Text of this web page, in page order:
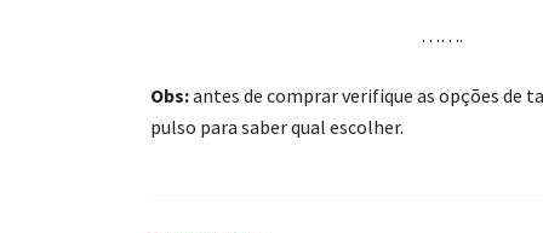
…….
Obs:antes de comprar verifique as opções de
pulso para saber qual escolher.